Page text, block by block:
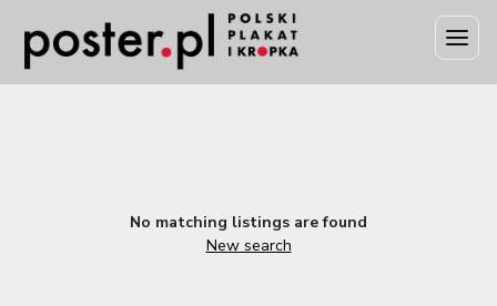
No matching listings are found
New search